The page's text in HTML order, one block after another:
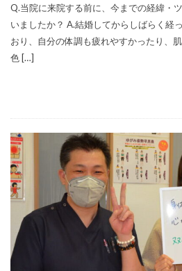
Q.当院に来院する前に、今までの経緯・
いましたか？ A.結婚してからしばらく経
おり、自分の体調も疲れやすかったり、
色 […]